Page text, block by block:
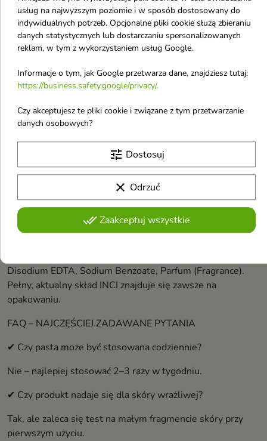
✔ Potrzeba oczyszczenia, wygładzenia i odświeżenia
SPOSÓB UŻYCIA
Rozprowadzić pastę na wilgotnych dłoniach i delikatnie
umyć twarz, omijając okolice oczu. Dokładnie spłukać letnią
w tygodniu.
Aqua (Water), Hydrated Silica, Glycerin, Decyl Glucoside,
Propylene Glycol, Cellulose Gum, Panthenol, Betaine,
Cistus Incanus Flower/Leaf/Stem Extract, Camellia
Japonica Seed Oil, Populus Tremuloides Bark Extract,
Hydroxyethyl Acrylate/Sodium Acryloyldimethyl Taurate
Copolymer, Synthetic Wax, Cocos Nucifera (Coconut) Oil,
Disodium EDTA, Sodium Benzoate, Parfum (Fragrance).
Pełny, aktualny skład INCI znajduje się zawsze na
opakowaniu.
FAQ – NAJCZĘŚCIEJ ZADAWANE PYTANIA
✔ Czy pasta może być stosowana codziennie?
Nie – najlepiej stosować 2–3 razy w tygodniu.
✔ Czy produkt nadaje się dla skóry wrażliwej?
Tak, ale zaleca się test na małym fragmencie skóry przy
pierwszym użyciu.
usług na najwyższym poziomie i w sposób dostosowany do
indywidualnych potrzeb. Opcjonalne pliki cookie służą zbieraniu
danych statystycznych lub dostarczaniu spersonalizowanych
reklam, w tym z wykorzystaniem usług Google.
Informacje o tym, jak Google przetwarza dane, znajdziesz tutaj:
https://business.safety.google/privacy/.
Czy akceptujesz te pliki cookie i związane z tym przetwarzanie
danych osobowych?
tune Dostosuj
clear Odrzuć
done_allZaakceptuj wszystkie